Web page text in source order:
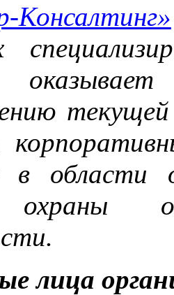
Консалтинг»
в области
лица